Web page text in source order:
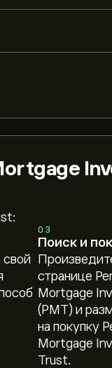
свой
03
Поиск и
странице
Mortgage
(PMT) и
на покупку
Mortgage
Trust.